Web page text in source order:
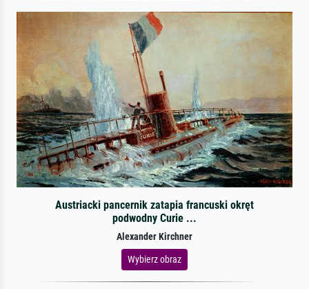
Austriacki pancernik zatapia francuski okręt
podwodny Curie ...
Alexander Kirchner
Wybierz obraz